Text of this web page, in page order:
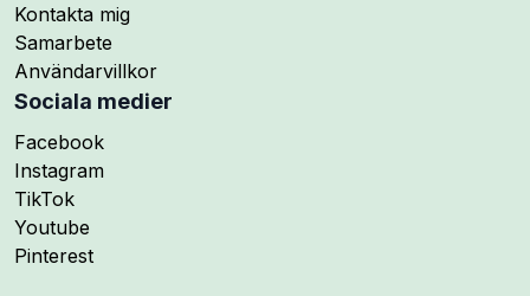
Kontakta mig
Samarbete
Användarvillkor
Sociala medier
Följ mig på
Facebook
Följ mig på
Instagram
Följ mig på
TikTok
Följ mig på
Youtube
Följ mig på
Pinterest